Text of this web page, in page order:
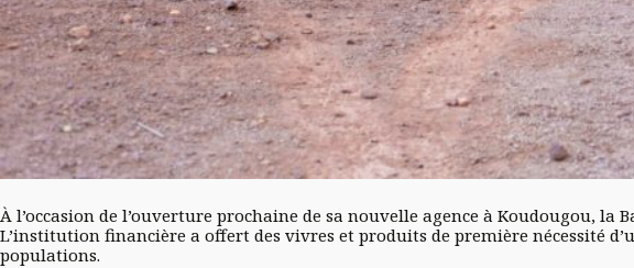
À l’occasion de l’ouverture prochaine de sa nouvelle agence à Koudougou, la
L’institution financière a offert des vivres et produits de première nécessité
populations.